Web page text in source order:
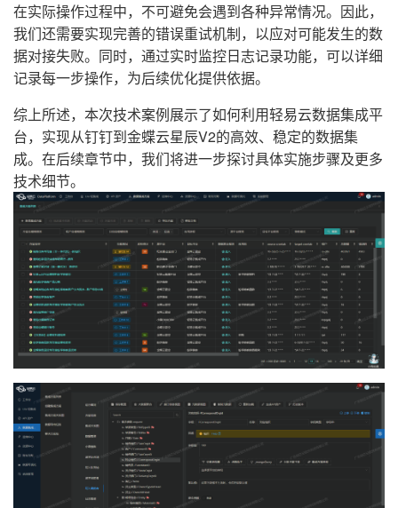
在实际操作过程中，不可避免会遇到各种异常情况。因此，
我们还需要实现完善的错误重试机制，以应对可能发生的数
据对接失败。同时，通过实时监控日志记录功能，可以详细
记录每一步操作，为后续优化提供依据。
综上所述，本次技术案例展示了如何利用轻易云数据集成平
台，实现从钉钉到金蝶云星辰V2的高效、稳定的数据集
成。在后续章节中，我们将进一步探讨具体实施步骤及更多
技术细节。